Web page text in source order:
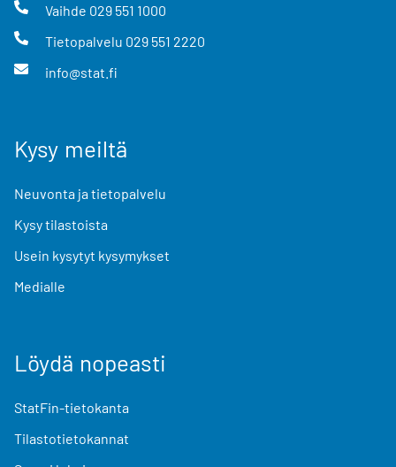
Vaihde 029 551 1000
Tietopalvelu 029 551 2220
info@stat.fi
Kysy meiltä
Neuvonta ja tietopalvelu
Kysy tilastoista
Usein kysytyt kysymykset
Medialle
Löydä nopeasti
StatFin-tietokanta
Tilastotietokannat